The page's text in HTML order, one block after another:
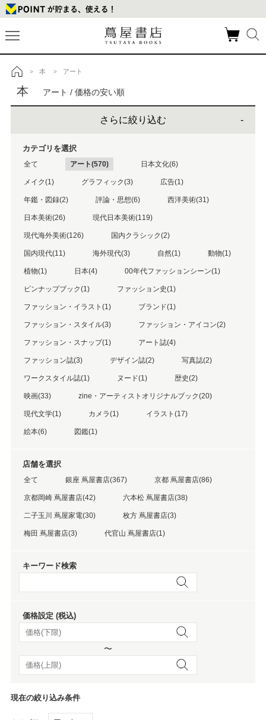
トップ
> 本 > アート
本 アート / 価格の安い順
さらに絞り込む
カテゴリを選択
全て アート(570) 日本文化(6)
メイク(1) グラフィック(3) 広告(1)
年鑑・図録(2) 評論・思想(6) 西洋美術(31)
日本美術(26) 現代日本美術(119)
現代海外美術(126) 国内クラシック(2)
国内現代(11) 海外現代(3) 自然(1) 動物(1)
植物(1) 日本(4) 00年代ファッションシーン(1)
ピンナップブック(1) ファッション史(1)
ファッション・イラスト(1) ブランド(1)
ファッション・スタイル(3) ファッション・アイコン(2)
ファッション・スナップ(1) アート誌(4)
ファッション誌(3) デザイン誌(2) 写真誌(2)
ワークスタイル誌(1) ヌード(1) 歴史(2)
映画(33) zine・アーティストオリジナルブック(20)
現代文学(1) カメラ(1) イラスト(17)
絵本(6) 図鑑(1)
店舗を選択
全て 銀座 蔦屋書店(367) 京都 蔦屋書店(86)
京都岡崎 蔦屋書店(42) 六本松 蔦屋書店(38)
二子玉川 蔦屋家電(30) 枚方 蔦屋書店(3)
梅田 蔦屋書店(3) 代官山 蔦屋書店(1)
キーワード検索
価格設定 (税込)
〜
現在の絞り込み条件